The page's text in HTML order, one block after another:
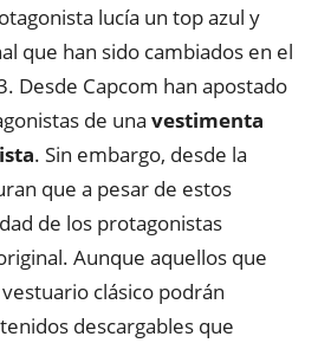
lucía un top azul y
que han sido cambiados en el
Desde Capcom han apostado
de una vestimenta
. Sin embargo, desde la
que a pesar de estos
de los protagonistas
Aunque aquellos que
clásico podrán
descargables que